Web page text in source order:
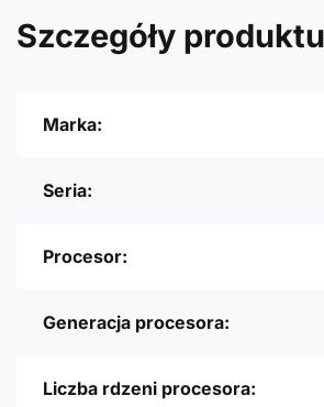
Szczegóły produktu
Marka:
Seria:
Procesor:
Generacja procesora:
Liczba rdzeni procesora: